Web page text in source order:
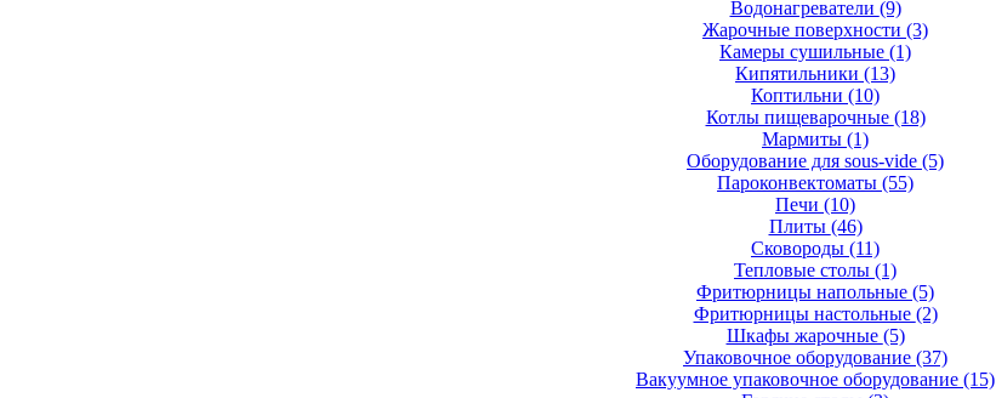
Водонагреватели (9)
Жарочные поверхности (3)
Камеры сушильные (1)
Кипятильники (13)
Коптильни (10)
Котлы пищеварочные (18)
Мармиты (1)
Оборудование для sous-vide (5)
Пароконвектоматы (55)
Печи (10)
Плиты (46)
Сковороды (11)
Тепловые столы (1)
Фритюрницы напольные (5)
Фритюрницы настольные (2)
Шкафы жарочные (5)
Упаковочное оборудование (37)
Вакуумное упаковочное оборудование (15)